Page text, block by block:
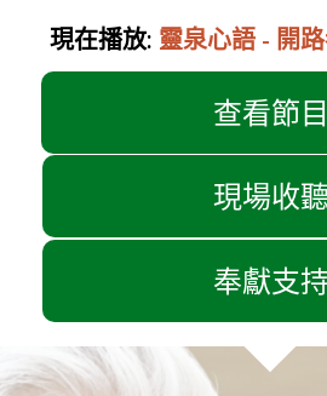
現在播放: 靈泉心語 - 開
查看節目
現場收聽
奉獻支持